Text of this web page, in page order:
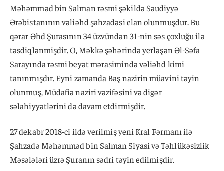
Məhəmməd bin Salman rəsmi şəkildə Səudiyyə
Ərəbistanının vəliəhd şahzadəsi elan olunmuşdur. Bu
qərar Əhd Şurasının 34 üzvündən 31-nin səs çoxluğu ilə
təsdiqlənmişdir. O, Məkkə şəhərində yerləşən Əl-Səfa
Sarayında rəsmi beyət mərasimində vəliəhd kimi
tanınmışdır. Eyni zamanda Baş nazirin müavini təyin
olunmuş, Müdafiə naziri vəzifəsini və digər
səlahiyyətlərini də davam etdirmişdir.
27 dekabr 2018-ci ildə verilmiş yeni Kral Fərmanı ilə
Şahzadə Məhəmməd bin Salman Siyasi və Təhlükəsizlik
Məsələləri üzrə Şuranın sədri təyin edilmişdir.